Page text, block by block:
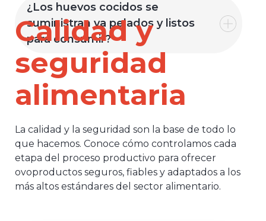
¿Los huevos cocidos se
suministran ya pelados y listos
para consumir?
Calidad y
seguridad
alimentaria
La calidad y la seguridad son la base de todo lo
que hacemos. Conoce cómo controlamos cada
etapa del proceso productivo para ofrecer
ovoproductos seguros, fiables y adaptados a los
más altos estándares del sector alimentario.